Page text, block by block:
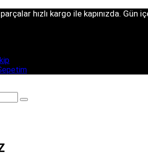
hızlı kargo ile kapınızda. Gün